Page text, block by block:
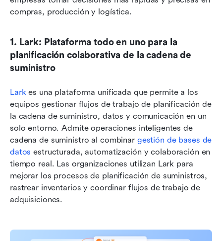
compras, producción y logística.
1. Lark: Plataforma todo en uno para la
planificación colaborativa de la cadena de
suministro
Lark es una plataforma unificada que permite a los
equipos gestionar flujos de trabajo de planificación de
la cadena de suministro, datos y comunicación en un
solo entorno. Admite operaciones inteligentes de
cadena de suministro al combinar gestión de bases de
datos estructurada, automatización y colaboración en
tiempo real. Las organizaciones utilizan Lark para
mejorar los procesos de planificación de suministros,
rastrear inventarios y coordinar flujos de trabajo de
adquisiciones.